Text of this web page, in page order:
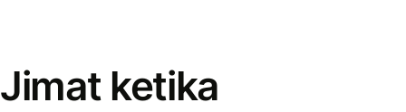
Jimat ketika